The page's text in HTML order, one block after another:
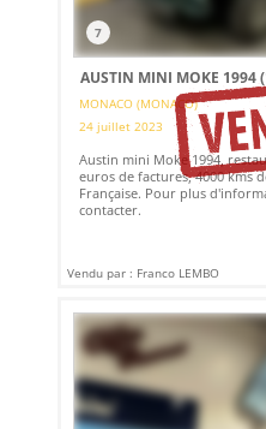
7
AUSTIN MINI MOKE 1994
MONACO (MONACO)
24 juillet 2023
Austin mini Moke 1994,
euros de factures, 4000 kms
Française. Pour plus
contacter.
Vendu par : Franco LEMBO